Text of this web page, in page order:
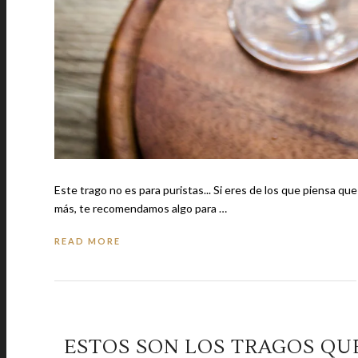
Este trago no es para puristas... Si eres de los que piensa
más, te recomendamos algo para …
READ MORE
ESTOS SON LOS TRAGOS